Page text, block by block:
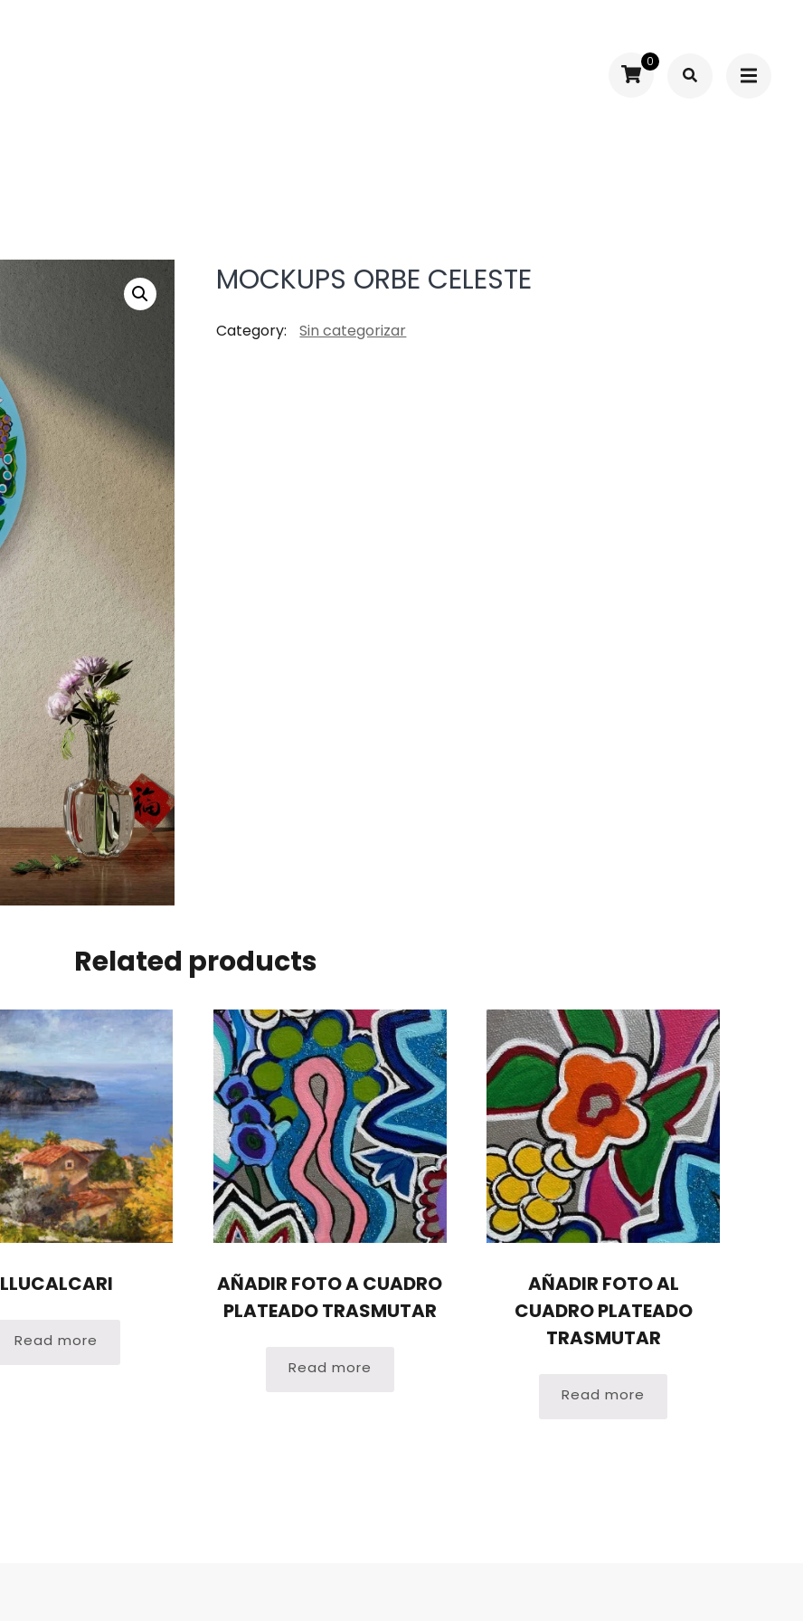
0
MOCKUPS ORBE CELESTE
Category: Sin categorizar
Related products
LLUCALCARI
Read more
AÑADIR FOTO A CUADRO
PLATEADO TRASMUTAR
Read more
AÑADIR FOTO AL
CUADRO PLATEADO
TRASMUTAR
Read more